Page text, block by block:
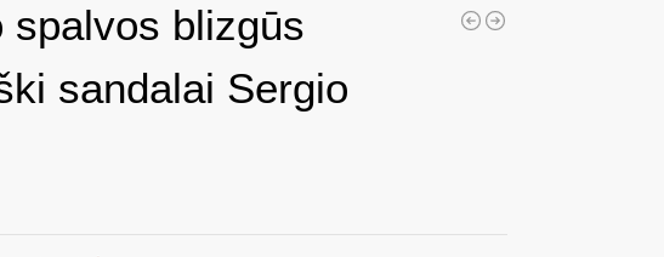
spalvos blizgūs
sandalai Sergio